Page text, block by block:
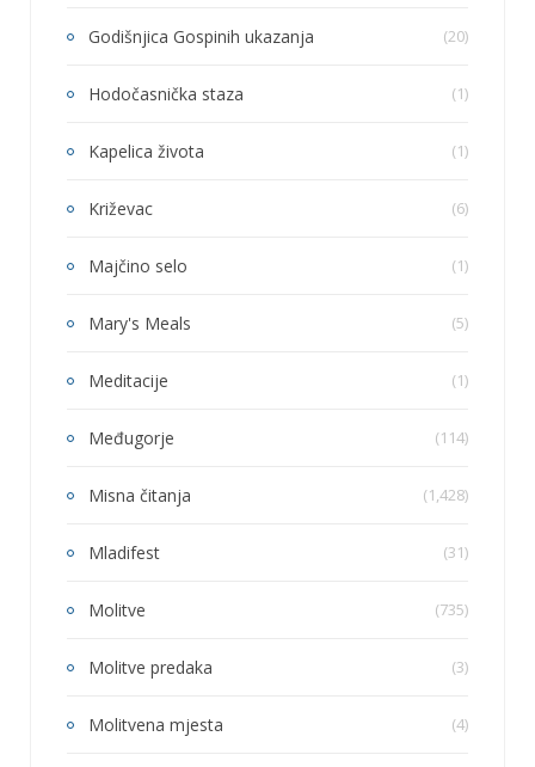
Godišnjica Gospinih ukazanja (20)
Hodočasnička staza (1)
Kapelica života (1)
Križevac (6)
Majčino selo (1)
Mary's Meals (5)
Meditacije (1)
Međugorje (114)
Misna čitanja (1,428)
Mladifest (31)
Molitve (735)
Molitve predaka (3)
Molitvena mjesta (4)